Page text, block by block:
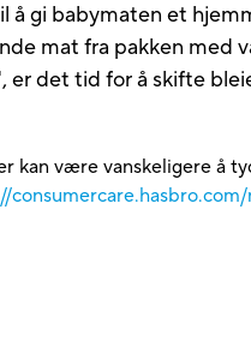
å gi babymaten et
mat fra pakken med
det tid for å skifte
kan være vanskeligere å